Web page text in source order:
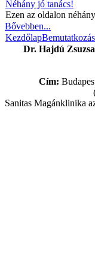
Néhány jó tanács!
Ezen az oldalon
Bővebben...
KezdőlapBemutatkozás
Dr. Hajdú
Cím:
Sanitas Magánklinika